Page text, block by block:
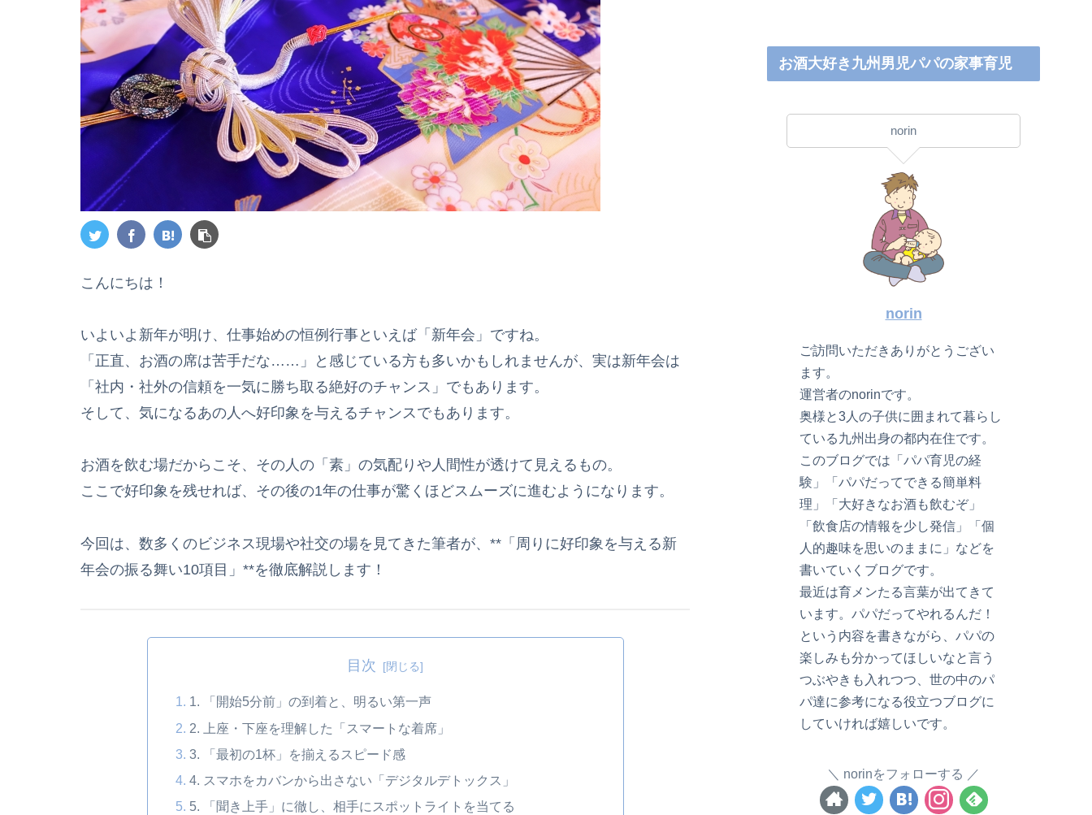
こんにちは！
いよいよ新年が明け、仕事始めの恒例行事といえば「新年会」ですね。
「正直、お酒の席は苦手だな……」と感じている方も多いかもしれませんが、実は新年会は
「社内・社外の信頼を一気に勝ち取る絶好のチャンス」でもあります。
そして、気になるあの人へ好印象を与えるチャンスでもあります。
お酒を飲む場だからこそ、その人の「素」の気配りや人間性が透けて見えるもの。
ここで好印象を残せれば、その後の1年の仕事が驚くほどスムーズに進むようになります。
今回は、数多くのビジネス現場や社交の場を見てきた筆者が、**「周りに好印象を与える新
年会の振る舞い10項目」**を徹底解説します！
目次
1. 「開始5分前」の到着と、明るい第一声
2. 上座・下座を理解した「スマートな着席」
3. 「最初の1杯」を揃えるスピード感
4. スマホをカバンから出さない「デジタルデトックス」
5. 「聞き上手」に徹し、相手にスポットライトを当てる
お酒大好き九州男児パパの家事育児
norin
norin
ご訪問いただきありがとうござい
ます。
運営者のnorinです。
奥様と3人の子供に囲まれて暮らし
ている九州出身の都内在住です。
このブログでは「パパ育児の経
験」「パパだってできる簡単料
理」「大好きなお酒も飲むぞ」
「飲食店の情報を少し発信」「個
人的趣味を思いのままに」などを
書いていくブログです。
最近は育メンたる言葉が出てきて
います。パパだってやれるんだ！
という内容を書きながら、パパの
楽しみも分かってほしいなと言う
つぶやきも入れつつ、世の中のパ
パ達に参考になる役立つブログに
していければ嬉しいです。
norinをフォローする